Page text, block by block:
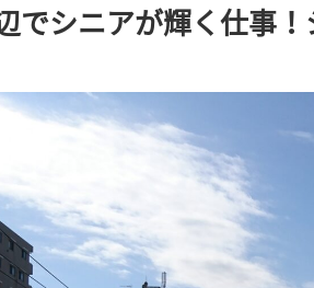
でシニアが輝く仕事